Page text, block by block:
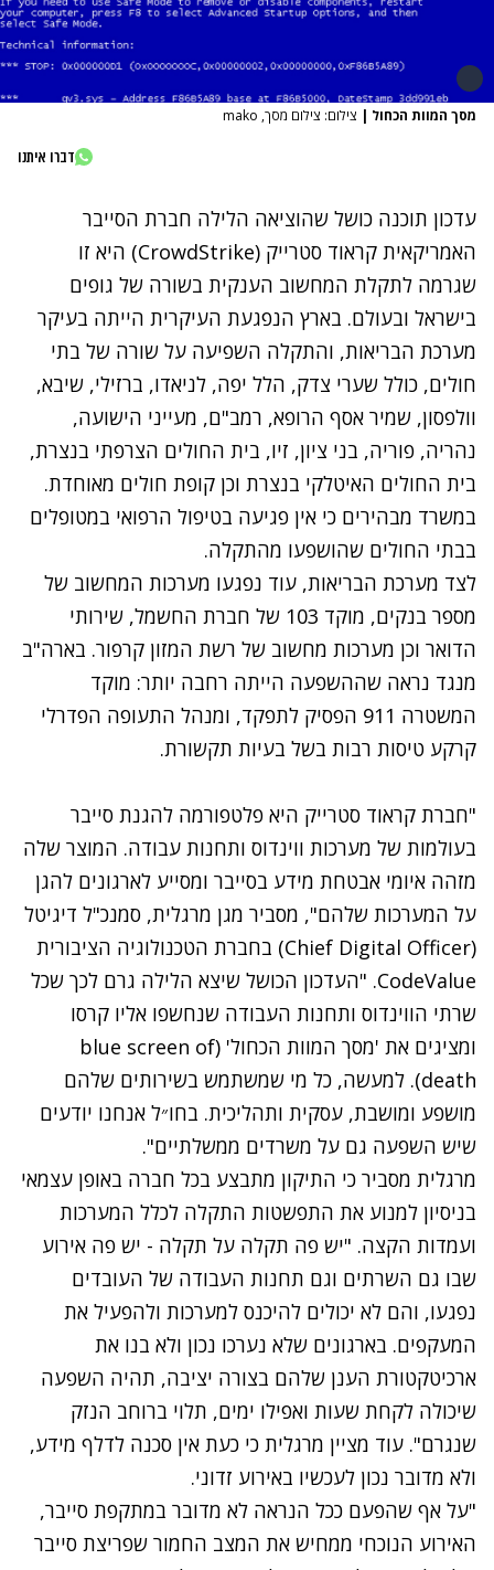
מסך המוות הכחול | צילום: צילום מסך, mako
דברו איתנו
עדכון תוכנה כושל שהוציאה הלילה חברת הסייבר
האמריקאית קראוד סטרייק (CrowdStrike) היא זו
שגרמה לתקלת המחשוב הענקית בשורה של גופים
בישראל ובעולם. בארץ הנפגעת העיקרית הייתה בעיקר
מערכת הבריאות, והתקלה השפיעה על שורה של בתי
חולים, כולל שערי צדק, הלל יפה, לניאדו, ברזילי, שיבא,
וולפסון, שמיר אסף הרופא, רמב"ם, מעייני הישועה,
נהריה, פוריה, בני ציון, זיו, בית החולים הצרפתי בנצרת,
בית החולים האיטלקי בנצרת וכן קופת חולים מאוחדת.
במשרד מבהירים כי אין פגיעה בטיפול הרפואי במטופלים
בבתי החולים שהושפעו מהתקלה.
לצד מערכת הבריאות, עוד נפגעו מערכות המחשוב של
מספר בנקים, מוקד 103 של חברת החשמל, שירותי
הדואר וכן מערכות מחשוב של רשת המזון קרפור. בארה"ב
מנגד נראה שההשפעה הייתה רחבה יותר: מוקד
המשטרה 911 הפסיק לתפקד, ומנהל התעופה הפדרלי
קרקע טיסות רבות בשל בעיות תקשורת.
"חברת קראוד סטרייק היא פלטפורמה להגנת סייבר
בעולמות של מערכות ווינדוס ותחנות עבודה. המוצר שלה
מזהה איומי אבטחת מידע בסייבר ומסייע לארגונים להגן
על המערכות שלהם", מסביר מגן מרגלית, סמנכ"ל דיגיטל
(Chief Digital Officer) בחברת הטכנולוגיה הציבורית
CodeValue. "העדכון הכושל שיצא הלילה גרם לכך שכל
שרתי הווינדוס ותחנות העבודה שנחשפו אליו קרסו
ומציגים את 'מסך המוות הכחול' (blue screen of
death). למעשה, כל מי שמשתמש בשירותים שלהם
מושפע ומושבת, עסקית ותהליכית. בחו״ל אנחנו יודעים
שיש השפעה גם על משרדים ממשלתיים".
מרגלית מסביר כי התיקון מתבצע בכל חברה באופן עצמאי
בניסיון למנוע את התפשטות התקלה לכלל המערכות
ועמדות הקצה. "יש פה תקלה על תקלה - יש פה אירוע
שבו גם השרתים וגם תחנות העבודה של העובדים
נפגעו, והם לא יכולים להיכנס למערכות ולהפעיל את
המעקפים. בארגונים שלא נערכו נכון ולא בנו את
ארכיטקטורת הענן שלהם בצורה יציבה, תהיה השפעה
שיכולה לקחת שעות ואפילו ימים, תלוי ברוחב הנזק
שנגרם". עוד מציין מרגלית כי כעת אין סכנה לדלף מידע,
ולא מדובר נכון לעכשיו באירוע זדוני.
"על אף שהפעם ככל הנראה לא מדובר במתקפת סייבר,
האירוע הנוכחי ממחיש את המצב החמור שפריצת סייבר